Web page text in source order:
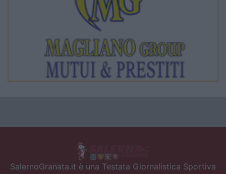
SalernoGranata.it è una Testata Giornalistica Sportiva